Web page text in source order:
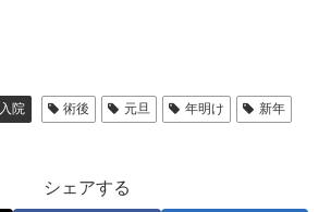
入院 術後 元旦 年明け
新年
シェアする